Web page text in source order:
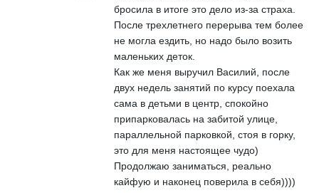
бросила в итоге это дело из-за страха.
После трехлетнего перерыва тем более
не могла ездить, но надо было возить
маленьких деток.
Как же меня выручил Василий, после
двух недель занятий по курсу поехала
сама в детьми в центр, спокойно
припарковалась на забитой улице,
параллельной парковкой, стоя в горку,
это для меня настоящее чудо)
Продолжаю заниматься, реально
кайфую и наконец поверила в себя))))